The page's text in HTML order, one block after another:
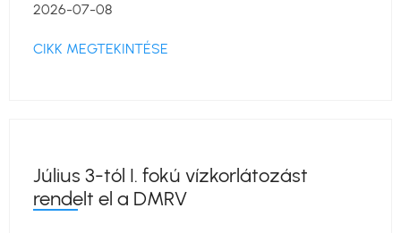
2026-07-08
CIKK MEGTEKINTÉSE
Július 3-tól I. fokú vízkorlátozást
rendelt el a DMRV